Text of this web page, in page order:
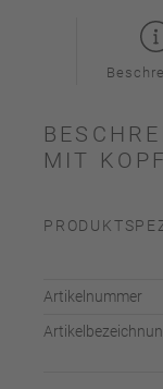
MIT
Artikelnummer